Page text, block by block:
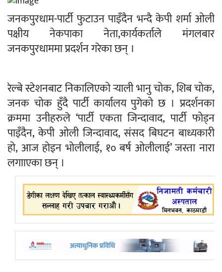
जनकपुरधाम-पार्टी फुटाउन पाइँदैन भन्दै केपी शर्मा ओली
पक्षीय नेकपाका नेता,कार्यकर्ताले मंगलबार
जनकपुरधाममा प्रदर्शन गरेका छन् ।
रेल्बे स्टेशनबाट निकालिएको र्‍याली भानु चोक, शिब चोक,
जनक चोक हुँदै पार्टी कार्यालय पुगेको छ । प्रदर्शनका
क्रममा उनीहरुले ‘पार्टी एकता जिन्दावाद, पार्टी फोड्न
पाइँदैन, केपी ओली जिन्दावाद, संसद बिघटन बाध्यकारी
हो, आज होइन भोलीलाई, १० बर्ष ओलीलाई’ जस्ता नारा
लगााएका छन् ।